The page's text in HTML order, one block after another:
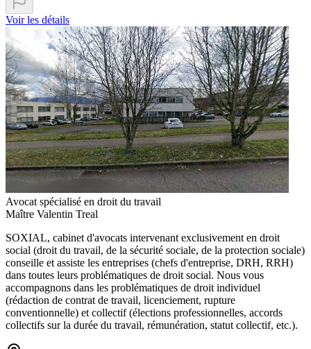
Voir les détails
Avocat spécialisé en droit du travail
Maître Valentin Treal
SOXIAL, cabinet d'avocats intervenant exclusivement en droit
social (droit du travail, de la sécurité sociale, de la protection sociale)
conseille et assiste les entreprises (chefs d'entreprise, DRH, RRH)
dans toutes leurs problématiques de droit social. Nous vous
accompagnons dans les problématiques de droit individuel
(rédaction de contrat de travail, licenciement, rupture
conventionnelle) et collectif (élections professionnelles, accords
collectifs sur la durée du travail, rémunération, statut collectif, etc.).